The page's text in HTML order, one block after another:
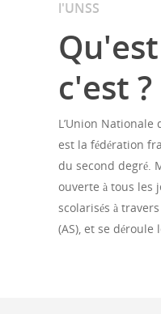
l'UNSS
c'est ?
L’Union Nationale
est la fédération
du second degré.
ouverte à tous les
scolarisés à
(AS), et se